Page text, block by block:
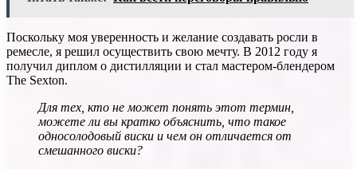
Поскольку моя уверенность и желание создавать росли в
ремесле, я решил осуществить свою мечту. В 2012 году я
получил диплом о дистилляции и стал мастером-блендером
The Sexton.
Для тех, кто не может понять этот термин,
можете ли вы кратко объяснить, что такое
односолодовый виски и чем он отличается от
смешанного виски?